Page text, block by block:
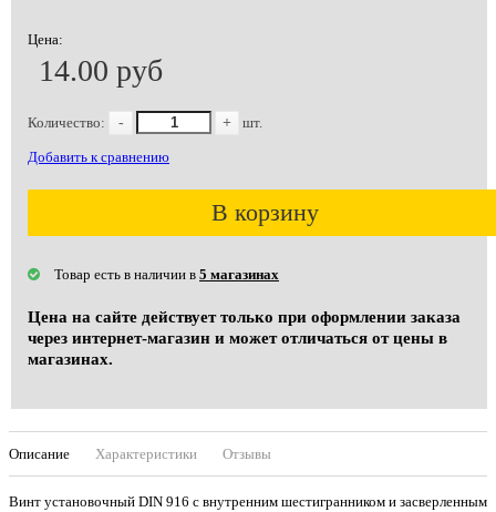
Цена:
14.00 руб
Количество: - + шт.
Добавить к сравнению
В корзину
Товар есть в наличии в 5 магазинах
Цена на сайте действует только при оформлении заказа
через интернет-магазин и может отличаться от цены в
магазинах.
Описание Характеристики Отзывы
Винт установочный DIN 916 с внутренним шестигранником и засверленным